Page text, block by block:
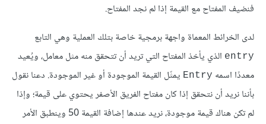
فنضيف المفتاح مع القيمة إذا لم نجد المفتاح.
لدى الخرائط المعماة واجهة برمجية خاصة بتلك العملية وهي التابع
entry الذي يأخذ المفتاح التي تريد أن تتحقق منه مثل معامل، ويُعيد
معددًا اسمه Entry يمثّل القيمة الموجودة أو غير الموجودة. دعنا نقول
بأننا نريد أن نتحقق إذا كان مفتاح الفريق الأصفر يحتوي على قيمة؛ وإذا
لم تكن هناك قيمة موجودة، نريد عندها إضافة القيمة 50 وينطبق الأمر